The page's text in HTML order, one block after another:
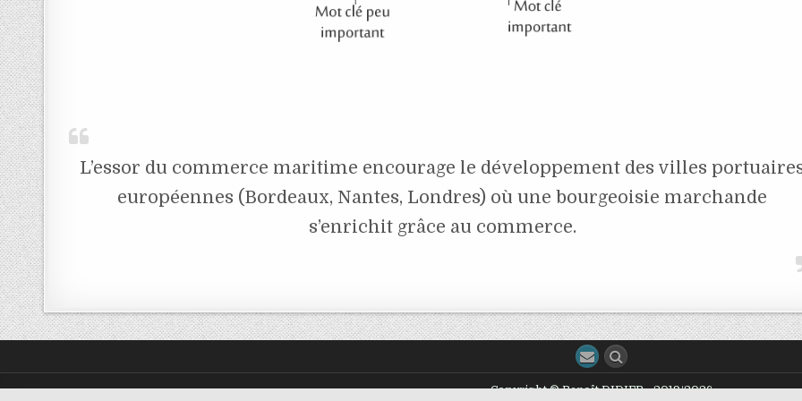
L’essor du commerce maritime encourage le développement des villes
européennes (Bordeaux, Nantes, Londres) où une bourgeoisie marchande
s’enrichit grâce au commerce.
Copyright © Benoît DIDIER - 2019/2026